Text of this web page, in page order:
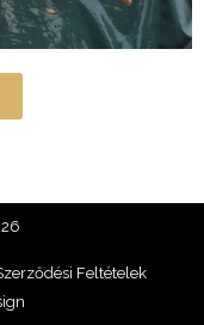
Feltételek